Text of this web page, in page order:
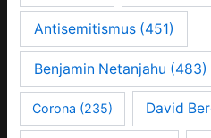
Antisemitismus(451)
Benjamin Netanjahu (483)
Corona (235) David